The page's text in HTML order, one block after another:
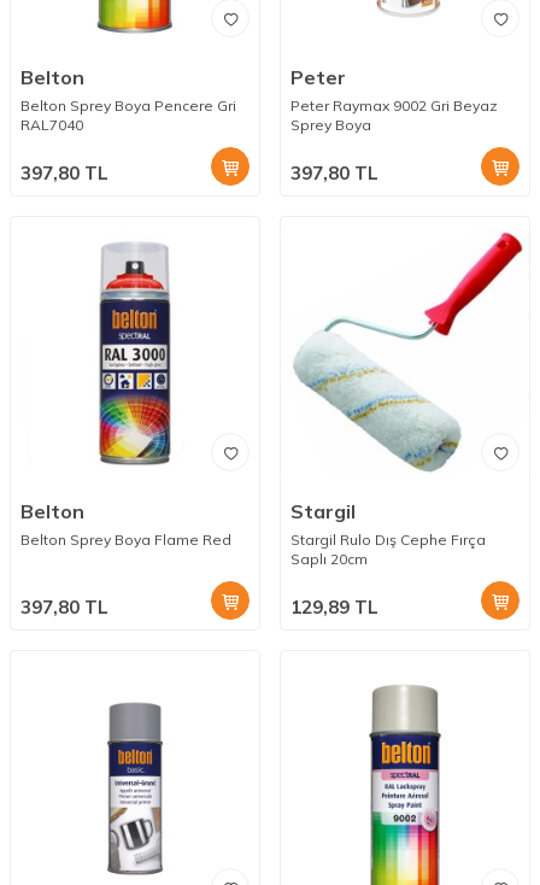
Belton
Belton Sprey Boya Pencere Gri
RAL7040
397,80 TL
Peter
Peter Raymax 9002 Gri Beyaz
Sprey Boya
397,80 TL
Belton
Belton Sprey Boya Flame Red
397,80 TL
Stargil
Stargil Rulo Dış Cephe Fırça
Saplı 20cm
129,89 TL